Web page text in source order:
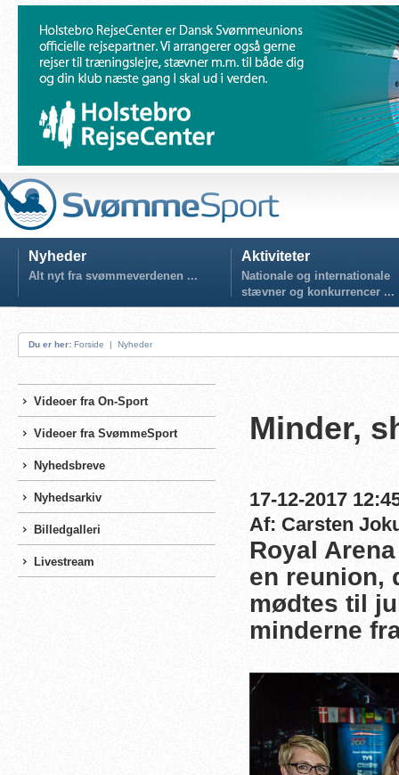
Nyheder
Alt nyt fra svømmeverdenen ...
Aktiviteter
Nationale og internationale
stævner og konkurrencer ...
Du er her: Forside | Nyheder
Videoer fra On-Sport
Videoer fra SvømmeSport
Nyhedsbreve
Nyhedsarkiv
Billedgalleri
Livestream
Minder,
17-12-2017
Af: Carsten
Royal
en reunion,
mødtes til
minderne